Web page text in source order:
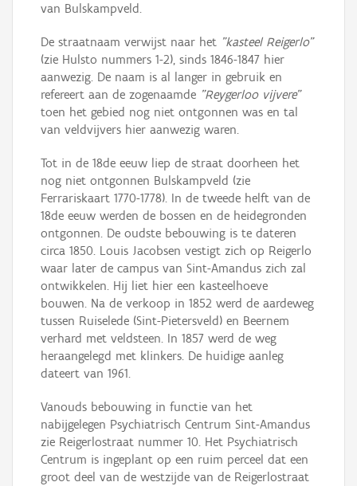
van Bulskampveld.
De straatnaam verwijst naar het "kasteel Reigerlo"
(zie Hulsto nummers 1-2), sinds 1846-1847 hier
aanwezig. De naam is al langer in gebruik en
refereert aan de zogenaamde "Reygerloo vijvere"
toen het gebied nog niet ontgonnen was en tal
van veldvijvers hier aanwezig waren.
Tot in de 18de eeuw liep de straat doorheen het
nog niet ontgonnen Bulskampveld (zie
Ferrariskaart 1770-1778). In de tweede helft van de
18de eeuw werden de bossen en de heidegronden
ontgonnen. De oudste bebouwing is te dateren
circa 1850. Louis Jacobsen vestigt zich op Reigerlo
waar later de campus van Sint-Amandus zich zal
ontwikkelen. Hij liet hier een kasteelhoeve
bouwen. Na de verkoop in 1852 werd de aardeweg
tussen Ruiselede (Sint-Pietersveld) en Beernem
verhard met veldsteen. In 1857 werd de weg
heraangelegd met klinkers. De huidige aanleg
dateert van 1961.
Vanouds bebouwing in functie van het
nabijgelegen Psychiatrisch Centrum Sint-Amandus
zie Reigerlostraat nummer 10. Het Psychiatrisch
Centrum is ingeplant op een ruim perceel dat een
groot deel van de westzijde van de Reigerlostraat